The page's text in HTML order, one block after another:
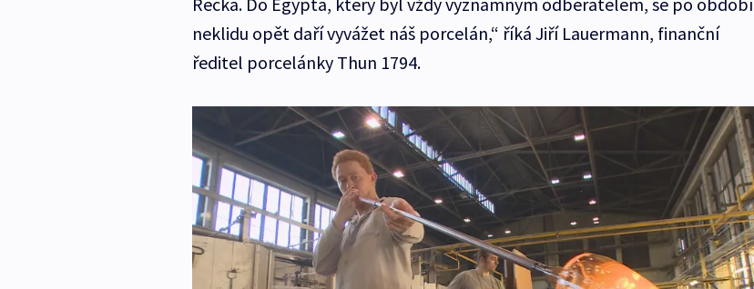
neklidu opět daří vyvážet náš porcelán,“ říká Jiří Lauermann, finanční
ředitel porcelánky Thun 1794.